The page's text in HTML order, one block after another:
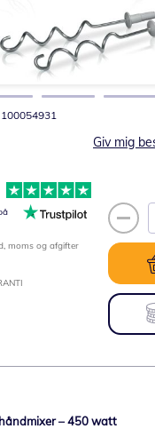
100054931
Giv mig
moms og afgifter
– 450 watt